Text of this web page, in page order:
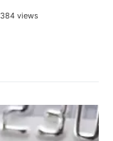
384 views